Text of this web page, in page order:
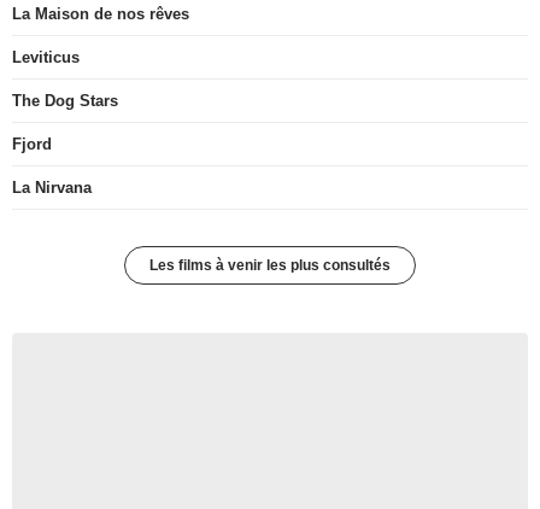
La Maison de nos rêves
Leviticus
The Dog Stars
Fjord
La Nirvana
Les films à venir les plus consultés